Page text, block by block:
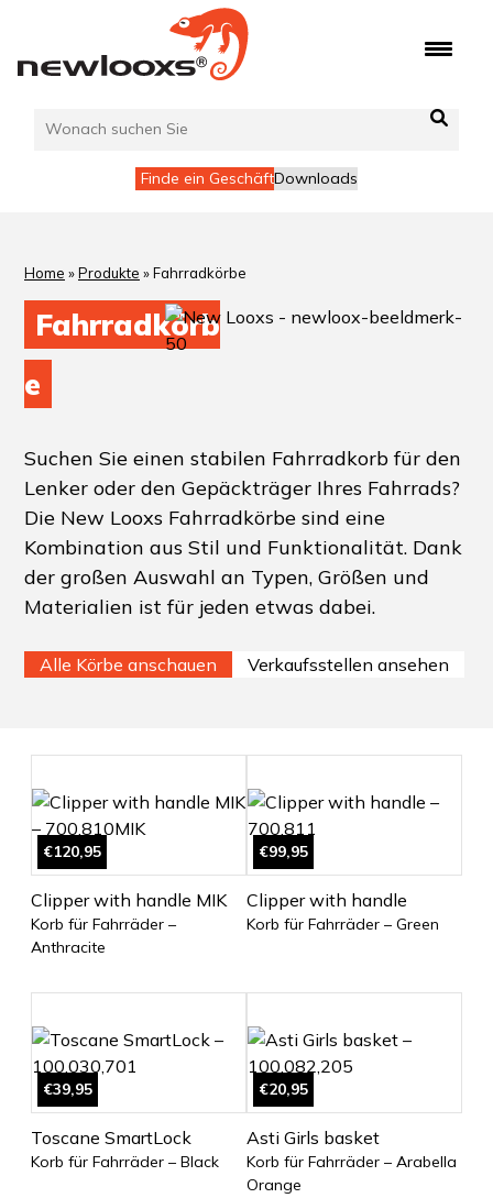
springen
Finde ein GeschäftDownloads
Home »Produkte »Fahrradkörbe
Fahrradkörb
e
Suchen Sie einen stabilen Fahrradkorb für den
Lenker oder den Gepäckträger Ihres Fahrrads?
Die New Looxs Fahrradkörbe sind eine
Kombination aus Stil und Funktionalität. Dank
der großen Auswahl an Typen, Größen und
Materialien ist für jeden etwas dabei.
Alle Körbe anschauen Verkaufsstellen ansehen
€120,95
Clipper with handle MIK
Korb für Fahrräder –
Anthracite
€99,95
Clipper with handle
Korb für Fahrräder – Green
€39,95
Toscane SmartLock
Korb für Fahrräder – Black
€20,95
Asti Girls basket
Korb für Fahrräder – Arabella
Orange